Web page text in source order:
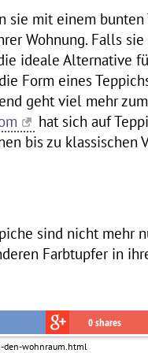
sie mit einem
Wohnung. Falls
ideale Alternative
Form eines
geht viel mehr
hat sich auf
bis zu klassischen
sind nicht mehr
Farbtupfer in
0 shares